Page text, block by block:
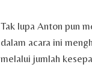
Tak lupa Anton pun
dalam acara ini
melalui jumlah